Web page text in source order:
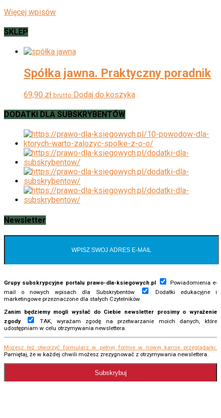
Więcej wpisów
SKLEP
Spółka jawna. Praktyczny poradnik
69,90 zł brutto Dodaj do koszyka
DODATKI DLA SUBSKRYBENTÓW
Newsletter
Grupy subskrypcyjne portalu prawo-dla-ksiegowych.pl
Powiadomienia e-
mail o nowych wpisach dla Subskrybentów
Dodatki edukacyjne i
marketingowe przeznaczone dla stałych Czytelników
Zanim będziemy mogli wysłać do Ciebie newsletter prosimy o wyrażenie
zgody
TAK, wyrażam zgodę na przetwarzanie moich danych, które
udostępniam w celu otrzymywania newslettera.
Możesz też otworzyć formularz w pełnej formie w nowej karcie przeglądarki.
Pamiętaj, że w każdej chwili możesz zrezygnować z otrzymywania newslettera.